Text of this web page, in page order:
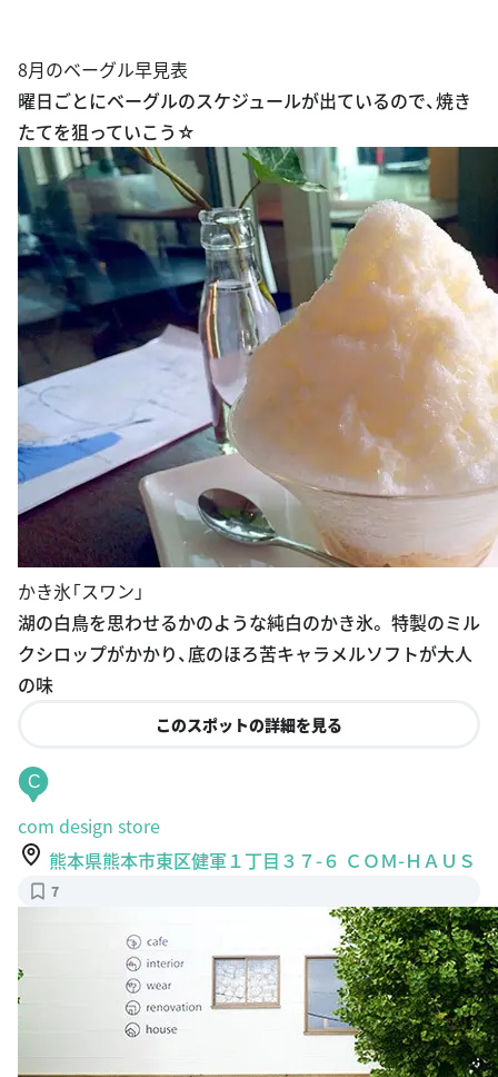
8月のベーグル早見表
曜日ごとにベーグルのスケジュールが出ているので、焼き
たてを狙っていこう☆
かき氷「スワン」
湖の白鳥を思わせるかのような純白のかき氷。 特製のミル
クシロップがかかり、底のほろ苦キャラメルソフトが大人
の味
このスポットの詳細を見る
C
com design store
熊本県熊本市東区健軍１丁目３７-６ ＣＯＭ-ＨＡＵＳ
7